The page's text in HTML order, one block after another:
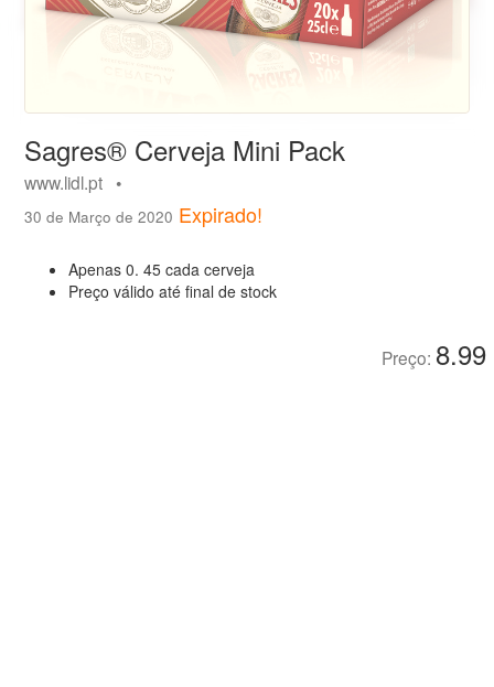
Sagres® Cerveja Mini Pack
www.lidl.pt •
30 de Março de 2020 Expirado!
Apenas 0. 45 cada cerveja
Preço válido até final de stock
Preço: 8.99